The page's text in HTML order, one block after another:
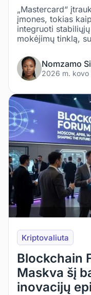
„Mastercard“
įmones, tokias
integruoti
mokėjimų tinklą,
Nomzamo
2026 m. kovo
Kriptovaliuta
Blockchain
Maskva šį
inovacijų